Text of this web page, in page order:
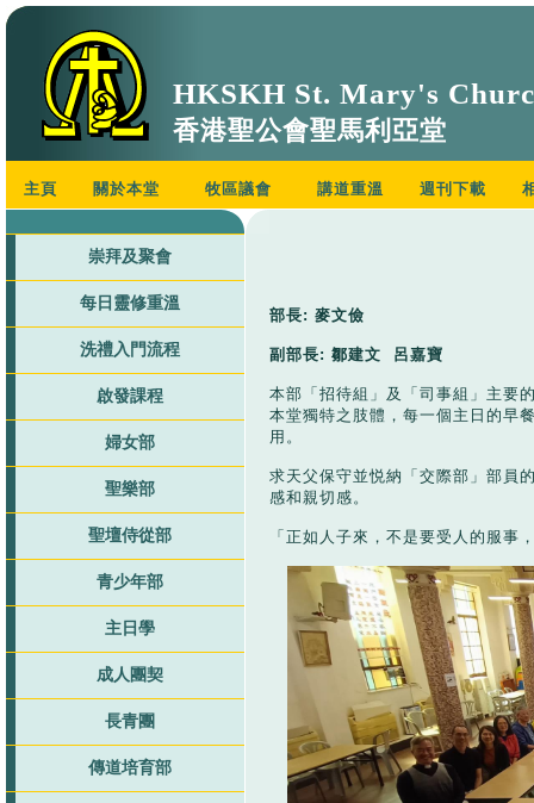
HKSKH St. Mary's
香港聖公會聖馬利亞堂
主頁 關於本堂 牧區議會 講道重溫 週刊下載
崇拜及聚會
每日靈修重溫
洗禮入門流程
啟發課程
婦女部
聖樂部
聖壇侍從部
青少年部
主日學
成人團契
長青團
傳道培育部
部長: 麥文儉
副部長: 鄒建文 呂嘉寶
本部「招待組」及「司事組」主要
本堂獨特之肢體，每一個主日的早
用。
求天父保守並悦納「交際部」部員
感和親切感。
「正如人子來，不是要受人的服事